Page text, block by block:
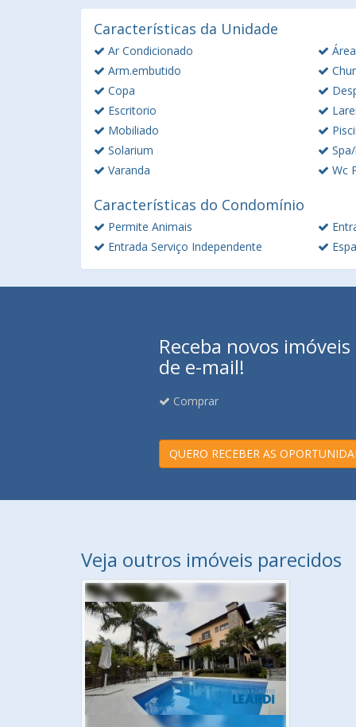
Características da Unidade
Ar Condicionado
Arm.embutido
Copa
Escritorio
Mobiliado
Solarium
Varanda
Wc
Características do Condomínio
Permite Animais
Entrada Serviço Independente
Receba novos
de e-mail!
Comprar
QUERO RECEBER AS
Veja outros imóveis parecidos